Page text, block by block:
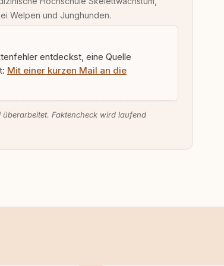
Welpen und Junghunden.
entdeckst, eine Quelle
Mit einer kurzen Mail an die
Faktencheck wird laufend